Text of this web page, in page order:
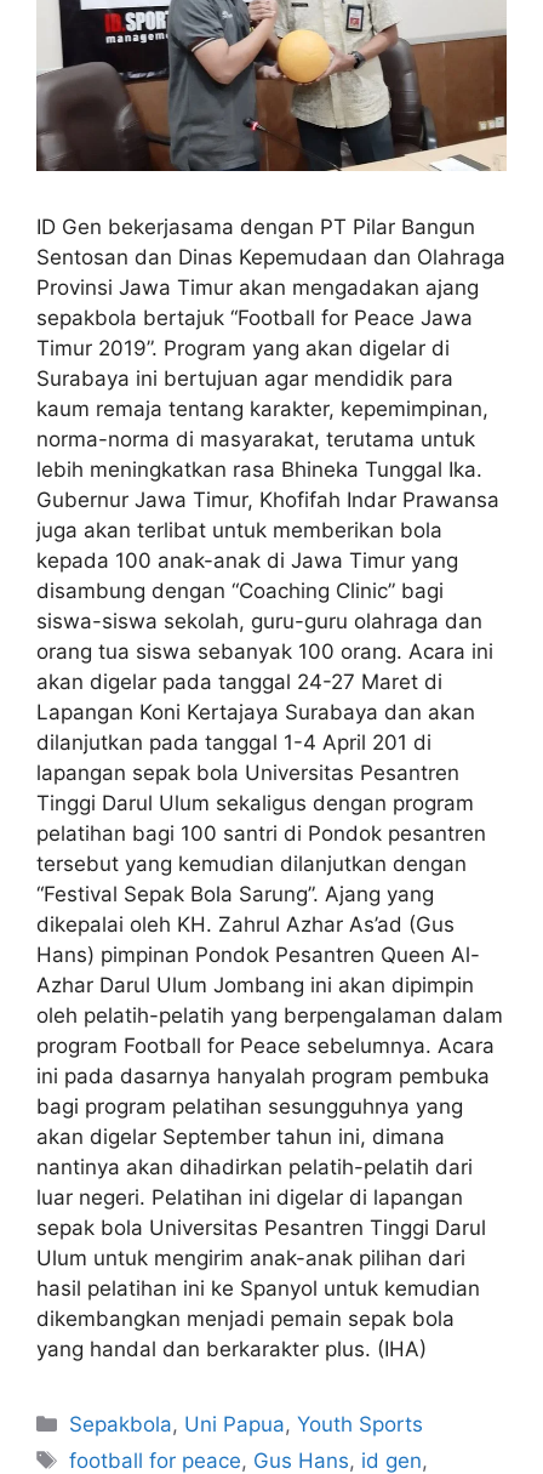
ID Gen bekerjasama dengan PT Pilar Bangun
Sentosan dan Dinas Kepemudaan dan Olahraga
Provinsi Jawa Timur akan mengadakan ajang
sepakbola bertajuk “Football for Peace Jawa
Timur 2019”. Program yang akan digelar di
Surabaya ini bertujuan agar mendidik para
kaum remaja tentang karakter, kepemimpinan,
norma-norma di masyarakat, terutama untuk
lebih meningkatkan rasa Bhineka Tunggal Ika.
Gubernur Jawa Timur, Khofifah Indar Prawansa
juga akan terlibat untuk memberikan bola
kepada 100 anak-anak di Jawa Timur yang
disambung dengan “Coaching Clinic” bagi
siswa-siswa sekolah, guru-guru olahraga dan
orang tua siswa sebanyak 100 orang. Acara ini
akan digelar pada tanggal 24-27 Maret di
Lapangan Koni Kertajaya Surabaya dan akan
dilanjutkan pada tanggal 1-4 April 201 di
lapangan sepak bola Universitas Pesantren
Tinggi Darul Ulum sekaligus dengan program
pelatihan bagi 100 santri di Pondok pesantren
tersebut yang kemudian dilanjutkan dengan
“Festival Sepak Bola Sarung”. Ajang yang
dikepalai oleh KH. Zahrul Azhar As’ad (Gus
Hans) pimpinan Pondok Pesantren Queen Al-
Azhar Darul Ulum Jombang ini akan dipimpin
oleh pelatih-pelatih yang berpengalaman dalam
program Football for Peace sebelumnya. Acara
ini pada dasarnya hanyalah program pembuka
bagi program pelatihan sesungguhnya yang
akan digelar September tahun ini, dimana
nantinya akan dihadirkan pelatih-pelatih dari
luar negeri. Pelatihan ini digelar di lapangan
sepak bola Universitas Pesantren Tinggi Darul
Ulum untuk mengirim anak-anak pilihan dari
hasil pelatihan ini ke Spanyol untuk kemudian
dikembangkan menjadi pemain sepak bola
yang handal dan berkarakter plus. (IHA)
Sepakbola, Uni Papua,Youth Sports
football for peace, Gus Hans, id gen,